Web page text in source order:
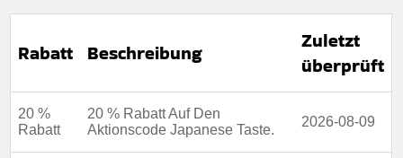
Rabatt Beschreibung
Zuletzt
überprüft
20 %
Rabatt
20 % Rabatt Auf Den
Aktionscode Japanese Taste.
2026-08-09